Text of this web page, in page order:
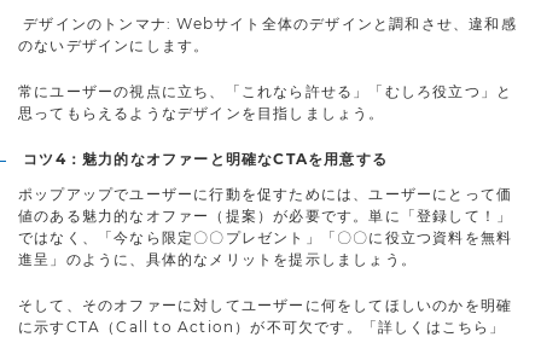
デザインのトンマナ: Webサイト全体のデザインと調和させ、違和感
のないデザインにします。
常にユーザーの視点に立ち、「これなら許せる」「むしろ役立つ」と
思ってもらえるようなデザインを目指しましょう。
コツ4：魅力的なオファーと明確なCTAを用意する
ポップアップでユーザーに行動を促すためには、ユーザーにとって価
値のある魅力的なオファー（提案）が必要です。単に「登録して！」
ではなく、「今なら限定〇〇プレゼント」「〇〇に役立つ資料を無料
進呈」のように、具体的なメリットを提示しましょう。
そして、そのオファーに対してユーザーに何をしてほしいのかを明確
に示すCTA（Call to Action）が不可欠です。「詳しくはこちら」